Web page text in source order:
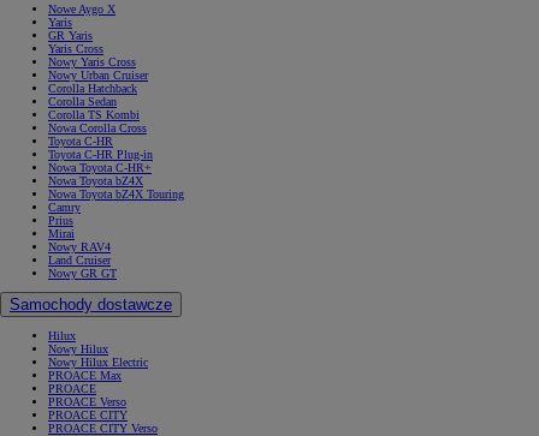
Nowe Aygo X
Yaris
GR Yaris
Yaris Cross
Nowy Yaris Cross
Nowy Urban Cruiser
Corolla Hatchback
Corolla Sedan
Corolla TS Kombi
Nowa Corolla Cross
Toyota C-HR
Toyota C-HR Plug-in
Nowa Toyota C-HR+
Nowa Toyota bZ4X
Nowa Toyota bZ4X Touring
Camry
Prius
Mirai
Nowy RAV4
Land Cruiser
Nowy GR GT
Samochody dostawcze
Hilux
Nowy Hilux
Nowy Hilux Electric
PROACE Max
PROACE
PROACE Verso
PROACE CITY
PROACE CITY Verso